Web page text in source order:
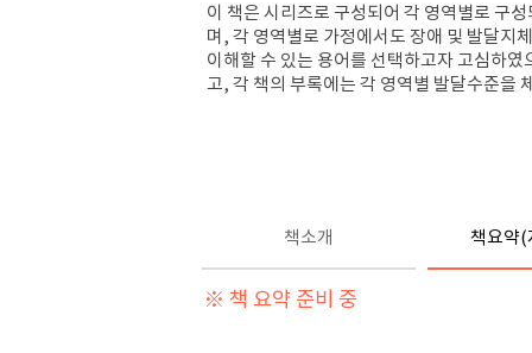
이 책은 시리즈로 구성되어 각 영역별로 구성
며, 각 영역별로 가정에서도 장애 및 발달지
이해할 수 있는 용어를 선택하고자 고심하
고, 각 책의 부록에는 각 영역별 발달수준을
책소개 책요약(
※ 책 요약 준비 중